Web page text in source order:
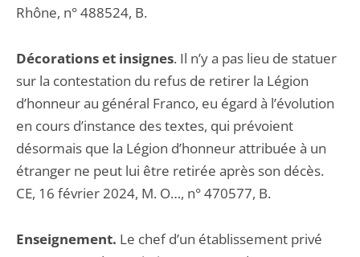
Rhône, n° 488524, B.
Décorations et insignes. Il n’y a pas lieu de statuer
sur la contestation du refus de retirer la Légion
d’honneur au général Franco, eu égard à l’évolution
en cours d’instance des textes, qui prévoient
désormais que la Légion d’honneur attribuée à un
étranger ne peut lui être retirée après son décès.
CE, 16 février 2024, M. O…, n° 470577, B.
Enseignement. Le chef d’un établissement privé